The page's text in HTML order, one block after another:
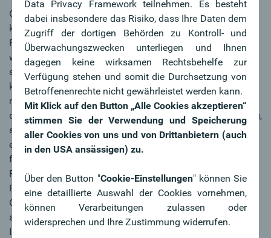
Oberbank ist anders, weil wir als unabhängige,
kundennahe, erfolgreiche Regionalbank im gehobenen
Firmenkundensegment kontinuierlich wachsen. Damit
wachsen auch die Chancen für unsere Mitarbeiter:innen,
sich beruflich und persönlich weiterzuentwickeln. Hier
können Sie unsere Erfolgsgeschichte mit Ihren Ideen selbst
mitgestalten. Die Oberbank bietet Ihnen nicht nur eine über
den Tarifvertrag privater Banken hinausgehende Vergütung,
sondern auch zahlreiche attraktive Benefits, wie unsere
einzigartige Aktienbeteiligung, betriebliche Altersvorsorge,
flexible Arbeitszeitgestaltung, Jobrad,
Fahrtkostenzuschuss, Essensbons, bankeigene
Ferienwohnungen für Ihren Urlaub und umfassende
Gesundheitsangebote für Körper & Geist. Auch Sie sind
anders, weil…? Dann reden wir darüber - wir freuen uns auf
Ihre Bewerbung.
Data Privacy Framework teilnehmen. Es besteht
dabei insbesondere das Risiko, dass Ihre Daten dem
Zugriff der dortigen Behörden zu Kontroll- und
Überwachungszwecken unterliegen und Ihnen
dagegen keine wirksamen Rechtsbehelfe zur
Verfügung stehen und somit die Durchsetzung von
Betroffenenrechte nicht gewährleistet werden kann.
Mit Klick auf den Button „Alle Cookies akzeptieren“
stimmen Sie der Verwendung und Speicherung
aller Cookies von uns und von Drittanbietern (auch
in den USA ansässigen) zu.
Über den Button "Cookie-Einstellungen" können Sie
eine detaillierte Auswahl der Cookies vornehmen,
können Verarbeitungen zulassen oder
widersprechen und Ihre Zustimmung widerrufen.